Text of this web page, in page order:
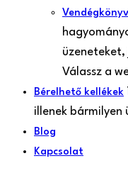
üzeneteket,
Válassz a
Bérelhető kellékek
illenek bármilyen
Blog
Kapcsolat